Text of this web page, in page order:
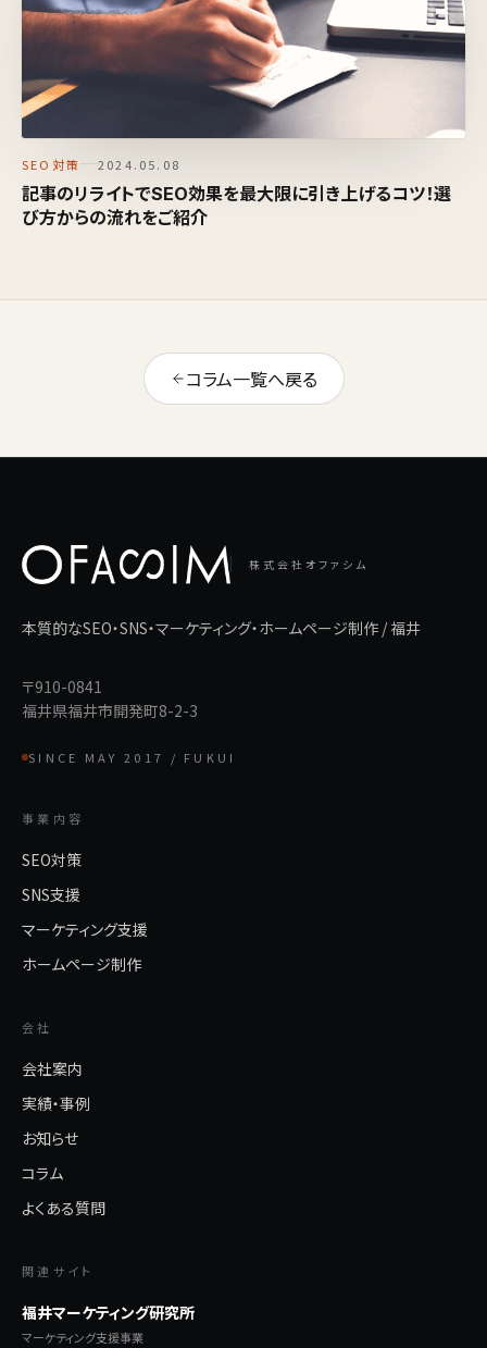
SEO対策 2024.05.08
記事のリライトでSEO効果を最大限に引き上げるコツ！選
び方からの流れをご紹介
コラム一覧へ戻る
株式会社オファシム
本質的なSEO・SNS・マーケティング・ホームページ制作 / 福井
〒910-0841
福井県福井市開発町8-2-3
SINCE MAY 2017 / FUKUI
事業内容
SEO対策
SNS支援
マーケティング支援
ホームページ制作
会社
会社案内
実績・事例
お知らせ
コラム
よくある質問
関連サイト
福井マーケティング研究所
マーケティング支援事業